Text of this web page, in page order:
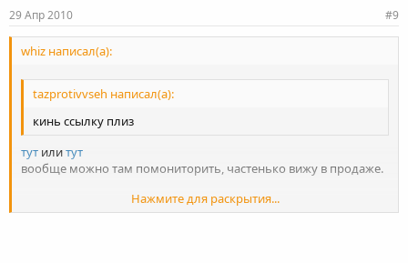
29 Апр 2010 #9
whiz написал(а):
tazprotivvseh написал(а):
кинь ссылку плиз
тут илитут
вообще можно там помониторить, частенько вижу в продаже.
Добавлено спустя 7 часов 31
Нажмите для раскрытия...